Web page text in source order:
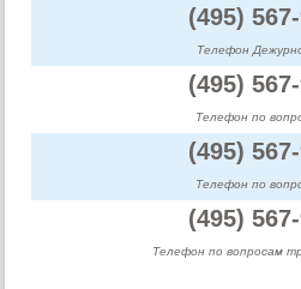
(495)
Телефон
(495)
Телефон по
(495)
Телефон по
(495)
Телефон по вопросам